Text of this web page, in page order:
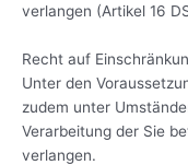
verlangen (Artikel 16
Recht auf
Unter den
zudem unter
Verarbeitung der Sie
verlangen.